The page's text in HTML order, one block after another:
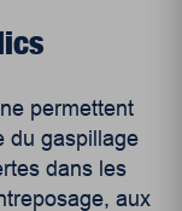
permettent
du gaspillage
dans les
aux